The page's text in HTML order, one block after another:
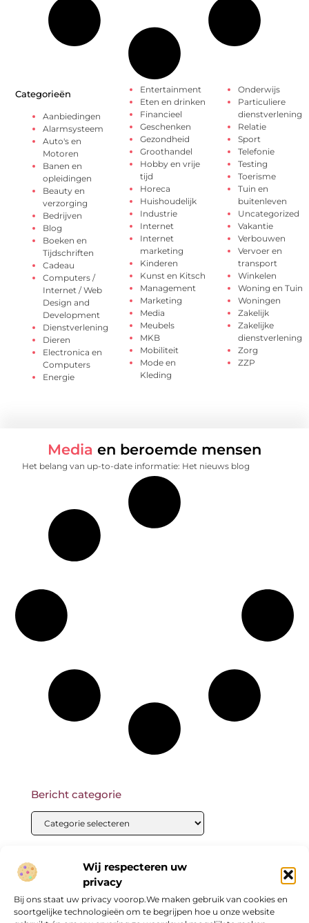
Wij respecteren uw
privacy
Bij ons staat uw privacy voorop.We maken gebruik van cookies en
soortgelijke technologieën om te begrijpen hoe u onze website
Categorieën
Aanbiedingen
Alarmsysteem
Auto's en
Motoren
Banen en
opleidingen
Beauty en
verzorging
Bedrijven
Blog
Boeken en
Tijdschriften
Cadeau
Computers /
Internet / Web
Design and
Development
Dienstverlening
Dieren
Electronica en
Computers
Energie
Entertainment
Eten en drinken
Financieel
Geschenken
Gezondheid
Groothandel
Hobby en vrije
tijd
Horeca
Huishoudelijk
Industrie
Internet
Internet
marketing
Kinderen
Kunst en Kitsch
Management
Marketing
Media
Meubels
MKB
Mobiliteit
Mode en
Kleding
Onderwijs
Particuliere
dienstverlening
Relatie
Sport
Telefonie
Testing
Toerisme
Tuin en
buitenleven
Uncategorized
Vakantie
Verbouwen
Vervoer en
transport
Winkelen
Woning en Tuin
Woningen
Zakelijk
Zakelijke
dienstverlening
Zorg
ZZP
Media en beroemde mensen
Het belang van up-to-date informatie: Het nieuws blog
Onze informatie
Bericht categorie